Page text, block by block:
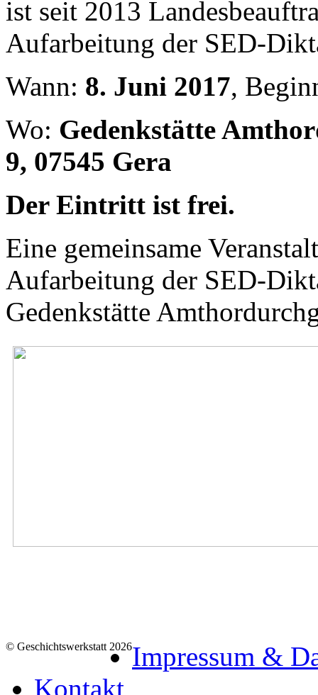
ist seit 2013
Aufarbeitung der SED-
Wann: 8. Juni 2017,
Wo: Gedenkstätte
9, 07545 Gera
Der Eintritt ist frei.
Eine gemeinsame
Aufarbeitung der SED-
Gedenkstätte
© Geschichtswerkstatt 2026Impressum &
Kontakt